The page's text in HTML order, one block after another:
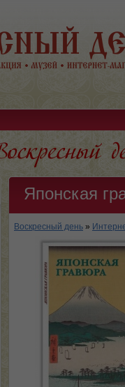
Японская
Воскресный день »